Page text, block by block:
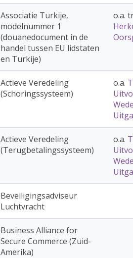
Associatie Turkije,
modelnummer 1
(douanedocument in de
handel tussen EU lidstaten
en Turkije)
o.a.
Actieve Veredeling
(Schoringssysteem)
o.a.
Actieve Veredeling
(Terugbetalingssysteem)
o.a.
Beveiligingsadviseur
Luchtvracht
Business Alliance for
Secure Commerce (Zuid-
Amerika)